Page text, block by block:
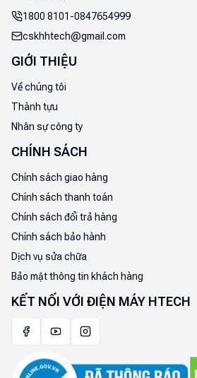
1800 8101 -0847654999
cskhhtech@gmail.com
GIỚI THIỆU
Về chúng tôi
Thành tựu
Nhân sự công ty
CHÍNH SÁCH
Chính sách giao hàng
Chính sách thanh toán
Chính sách đổi trả hàng
Chính sách bảo hành
Dịch vụ sửa chữa
Bảo mật thông tin khách hàng
KẾT NỐI VỚI ĐIỆN MÁY HTECH